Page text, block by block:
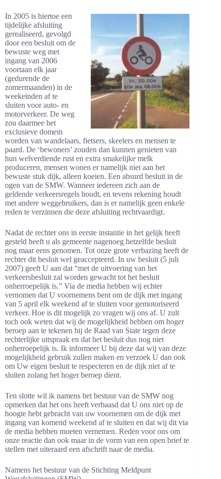
In 2005 is hiertoe een
tijdelijke afsluiting
gerealiseerd, gevolgd
door een besluit om de
bewuste weg met
ingang van 2006
voortaan elk jaar
(gedurende de
zomermaanden) in de
weekeinden af te
sluiten voor auto- en
motorverkeer. De weg
zou daarmee het
exclusieve domein
worden van wandelaars, fietsers, skeelers en mensen te
paard. De ‘bewoners’ zouden dan kunnen genieten van
hun welverdiende rust en extra smakelijke melk
produceren, mensen wonen er namelijk niet aan het
bewuste stuk dijk, alleen koeien. Een absurd besluit in de
ogen van de SMW. Wanneer iedereen zich aan de
geldende verkeersregels houdt, en tevens rekening houdt
met andere weggebruikers, dan is er namelijk geen enkele
reden te verzinnen die deze afsluiting rechtvaardigt.
Nadat de rechter ons in eerste instantie in het gelijk heeft
gesteld heeft u als gemeente nagenoeg hetzelfde besluit
nog maar eens genomen. Tot onze grote verbazing heeft de
rechter dit besluit wel geaccepteerd. In uw besluit (5 juli
2007) geeft U aan dat “met de uitvoering van het
verkeersbesluit zal worden gewacht tot het besluit
onherroepelijk is.” Via de media hebben wij echter
vernomen dat U voornemens bent om de dijk met ingang
van 5 april elk weekend af te sluiten voor gemotoriseerd
verkeer. Hoe is dit mogelijk zo vragen wij ons af. U zult
toch ook weten dat wij de mogelijkheid hebben om hoger
beroep aan te tekenen bij de Raad van State tegen deze
rechterlijke uitspraak en dat het besluit dus nog niet
onherroepelijk is. Ik informeer U bij deze dat wij van deze
mogelijkheid gebruik zullen maken en verzoek U dan ook
om Uw eigen besluit te respecteren en de dijk niet af te
sluiten zolang het hoger beroep dient.
Ten slotte wil ik namens het bestuur van de SMW nog
opmerken dat het ons heeft verbaasd dat U ons niet op de
hoogte hebt gebracht van uw voornemen om de dijk met
ingang van komend weekend af te sluiten en dat wij dit via
de media hebben moeten vernemen. Reden voor ons om
onze reactie dan ook maar in de vorm van een open brief te
stellen met uiteraard een afschrift naar de media.
Namens het bestuur van de Stichting Meldpunt